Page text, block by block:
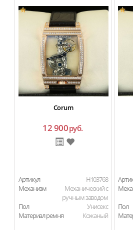
Corum
12 900руб.
Артикул
H103768
Механизм
Механический с
ручным заводом
Пол
Унисекс
Материал ремня
Кожаный
Пол